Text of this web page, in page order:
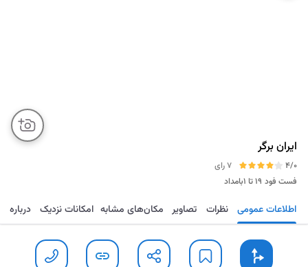
ایران برگر
4/0
7 رای
فست فود ۱۹ تا ۱بامداد
مسیریابی ذخیره ارسال اینستاگرام اطلاعات عمومی نظرات تصاویر مکان‌های مشابه امکانات نزدیک درباره